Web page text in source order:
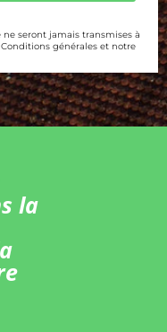
seront jamais transmises à
générales et notre
la